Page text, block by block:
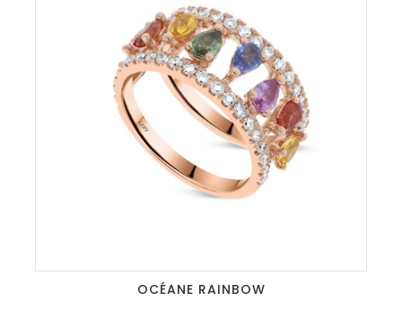
OCÉANE RAINBOW